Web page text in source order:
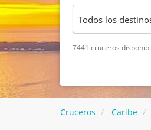
7441 cruceros
Cruceros Caribe